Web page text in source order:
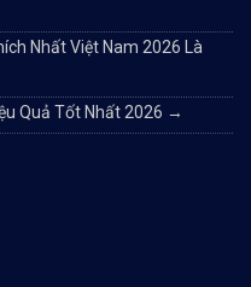
Nhất Việt Nam 2026 Là
Quả Tốt Nhất 2026 →